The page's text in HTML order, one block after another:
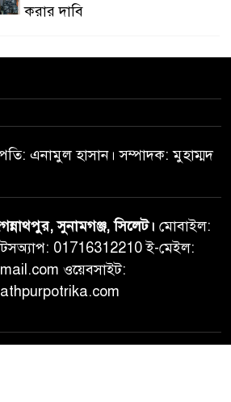
করার দাবি
এনামুল হাসান। সম্পাদক: মুহাম্মদ
সুনামগঞ্জ, সিলেট। মোবাইল:
01716312210 ই-মেইল:
ওয়েবসাইট: